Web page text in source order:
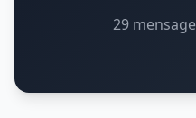
29